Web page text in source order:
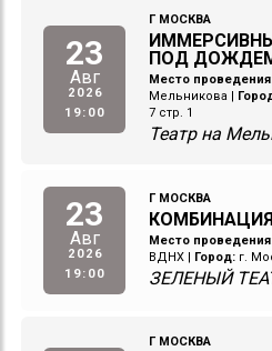
23
Авг
2026
19:00
Г МОСКВА
ПОД
Место
Мельникова
7 стр. 1
Театр на
23
Авг
2026
19:00
Г МОСКВА
КОМБИНАЦИЯ
Место
ВДНХ | Город: г.
ЗЕЛЕНЫЙ
Г МОСКВА